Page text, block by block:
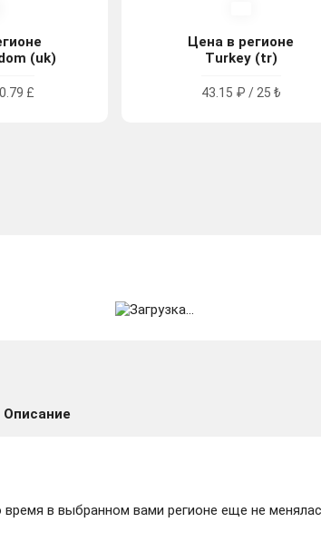
(uk)
£
Цена в регионе
Turkey (tr)
43.15 ₽ / 25 ₺
Описание
в выбранном вами регионе еще не